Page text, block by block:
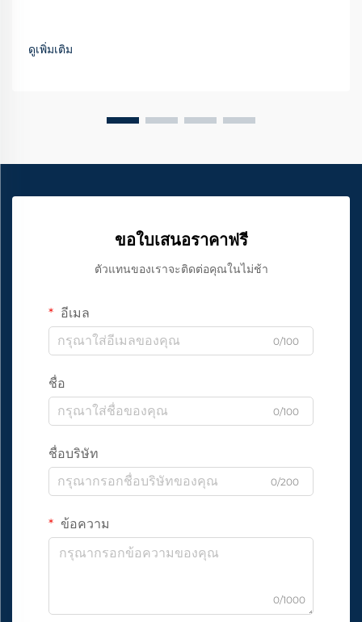
ดูเพิ่มเติม
ขอใบเสนอราคาฟรี
ตัวแทนของเราจะติดต่อคุณในไม่ช้า
อีเมล
0/100
ชื่อ
0/100
ชื่อบริษัท
0/200
ข้อความ
0/1000